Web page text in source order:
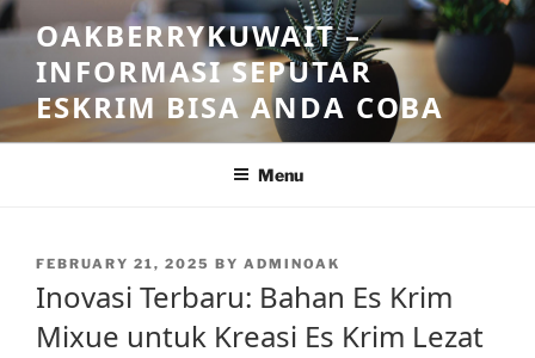
Skip
to
content
OAKBERRYKUWAIT –
INFORMASI SEPUTAR
ESKRIM BISA ANDA COBA
Menu
POSTED
FEBRUARY 21, 2025 BY ADMINOAK
Inovasi Terbaru: Bahan Es Krim
Mixue untuk Kreasi Es Krim Lezat